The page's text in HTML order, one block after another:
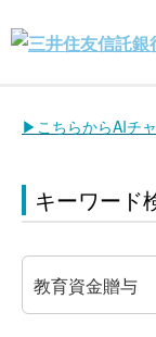
▶こちらからAIチ
キーワード